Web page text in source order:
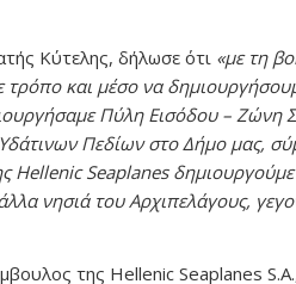
Κύτελης, δήλωσε ότι «με τη
και μέσο να
Πύλη Εισόδου – Ζώνη
Πεδίων στο Δήμο μας,
Hellenic Seaplanes
νησιά του Αρχιπελάγους,
της Hellenic Seaplanes